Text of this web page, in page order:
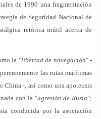
de 1990 una fragmentación
de Seguridad Nacional de
retórica inútil acerca de
la "libertad de navegación" -
las rutas marítimas
China -, así como una apoteosis
con la "agresión de Rusia";
conducida por la asociación